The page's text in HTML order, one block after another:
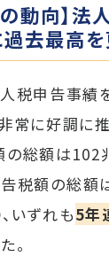
動向】法
去最高
税申告事績
常に好調に
総額は102
告税額の総
いずれも5年
。